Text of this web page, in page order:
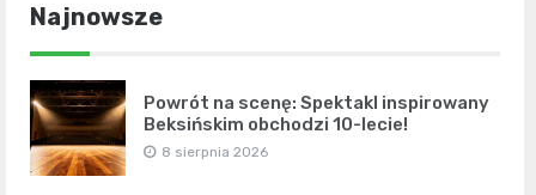
Najnowsze
Powrót na scenę: Spektakl inspirowany
Beksińskim obchodzi 10-lecie!
8 sierpnia 2026